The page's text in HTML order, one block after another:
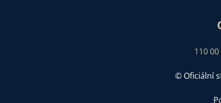
110
© Oficiální